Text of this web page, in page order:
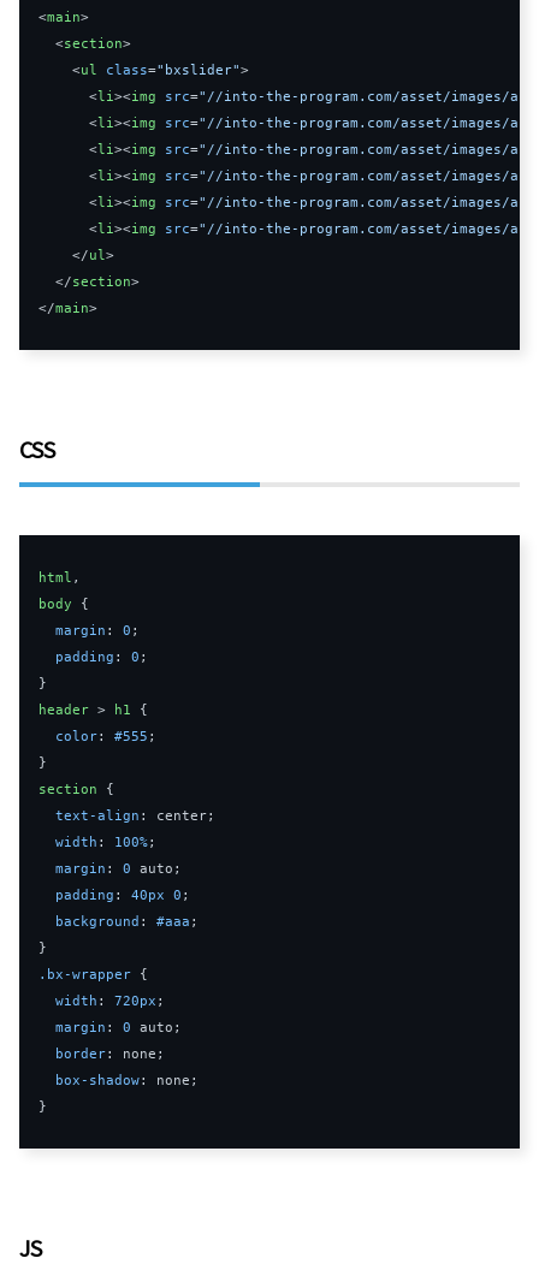
<main>
<section>
<ul class="bxslider">
<li ><img src="//into-the-program.com/asset/images/
<li ><img src="//into-the-program.com/asset/images/
<li ><img src="//into-the-program.com/asset/images/
<li ><img src="//into-the-program.com/asset/images/
<li ><img src="//into-the-program.com/asset/images/
<li ><img src="//into-the-program.com/asset/images/
</ul >
</section>
</main>
CSS
html ,
body
{
margin : 0 ;
padding : 0 ;
}
header > h1
{
color: #555 ;
}
section
{
text -align : center;
width : 100%;
margin : 0 auto ;
padding : 40px 0 ;
background : #aaa ;
}
. bx -wrapper {
width : 720px ;
margin : 0 auto ;
border: none ;
box - shadow: none ;
}
JS